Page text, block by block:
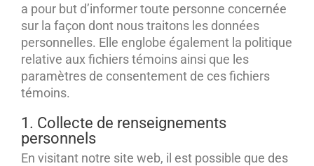
a pour but d’informer toute personne concernée
sur la façon dont nous traitons les données
personnelles. Elle englobe également la politique
relative aux fichiers témoins ainsi que les
paramètres de consentement de ces fichiers
témoins.
1. Collecte de renseignements
personnels
En visitant notre site web, il est possible que des